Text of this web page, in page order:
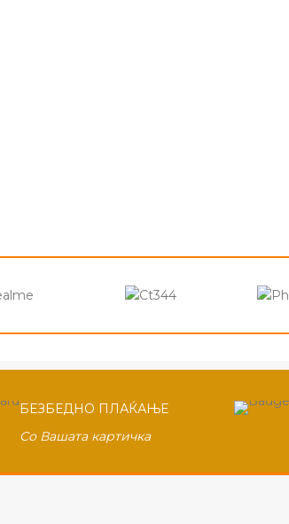
БЕЗБЕДНО ПЛАЌАЊЕ
Со Вашата картичка